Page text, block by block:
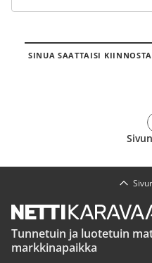
SINUA SAATTAISI
Tunnetuin ja luotetuin
markkinapaikka